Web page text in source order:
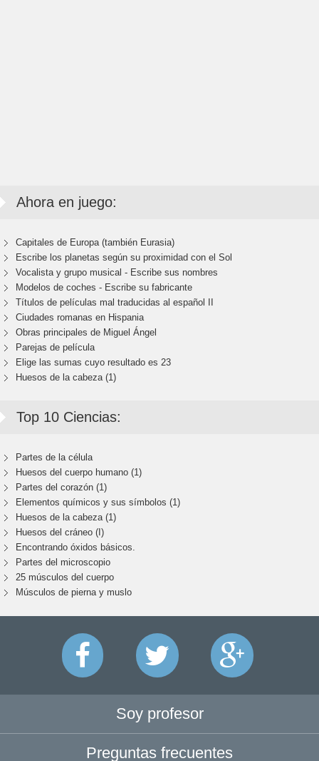
Ahora en juego:
Capitales de Europa (también Eurasia)
Escribe los planetas según su proximidad con el Sol
Vocalista y grupo musical - Escribe sus nombres
Modelos de coches - Escribe su fabricante
Títulos de películas mal traducidas al español II
Ciudades romanas en Hispania
Obras principales de Miguel Ángel
Parejas de película
Elige las sumas cuyo resultado es 23
Huesos de la cabeza (1)
Top 10 Ciencias:
Partes de la célula
Huesos del cuerpo humano (1)
Partes del corazón (1)
Elementos químicos y sus símbolos (1)
Huesos de la cabeza (1)
Huesos del cráneo (I)
Encontrando óxidos básicos.
Partes del microscopio
25 músculos del cuerpo
Músculos de pierna y muslo
Soy profesor
Preguntas frecuentes